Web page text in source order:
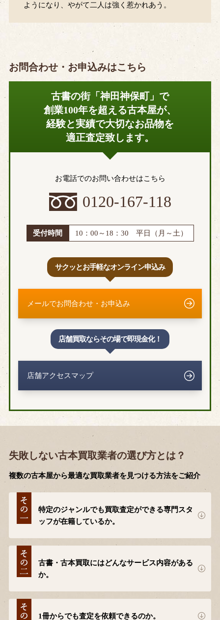
ようになり、やがて二人は強く惹かれあう。
お問合わせ・お申込みはこちら
古書の街「神田神保町」で
創業100年を超える古本屋が、
経験と実績で大切なお品物を
適正査定致します。
お電話でのお問い合わせはこちら
0120-167-118
受付時間 10：00～18：30 平日（月～土）
サクッとお手軽なオンライン申込み
メールでお問合わせ・お申込み
店舗買取ならその場で即現金化！
店舗アクセスマップ
失敗しない古本買取業者の選び方とは？
複数の古本屋から最適な買取業者を見つける方法をご紹介
特定のジャンルでも買取査定ができる専門スタ
ッフが在籍しているか。
古書・古本買取にはどんなサービス内容がある
か。
1冊からでも査定を依頼できるのか。